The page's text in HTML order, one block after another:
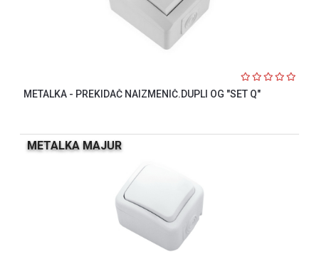
METALKA - PREKIDAČ NAIZMENIČ.DUPLI OG "SET Q"
METALKA MAJUR